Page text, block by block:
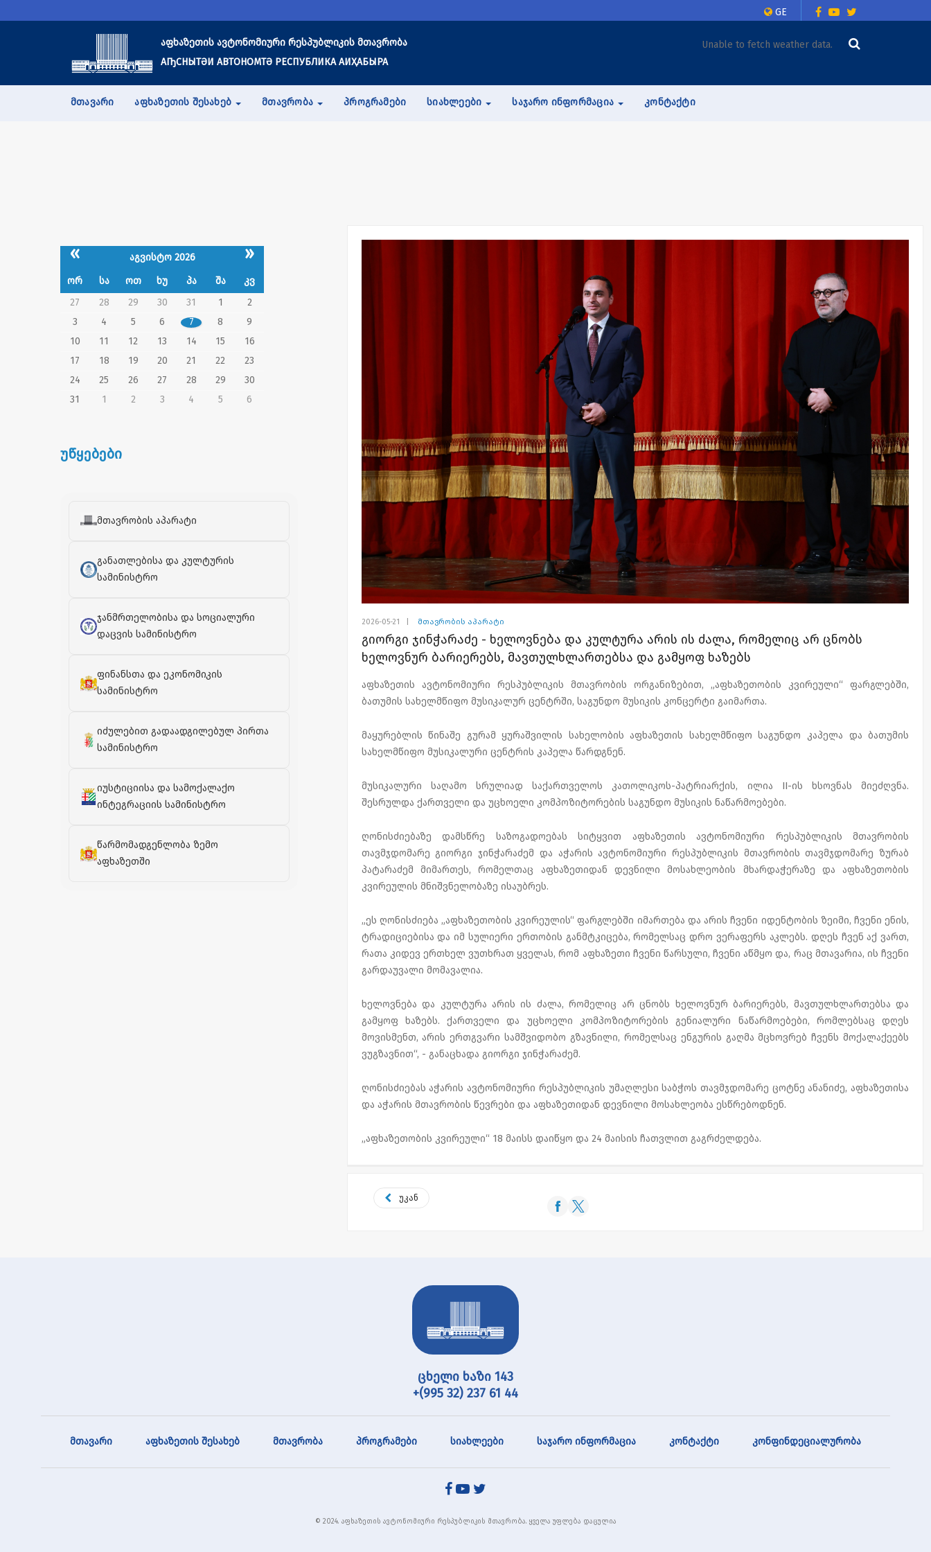
GE
აფხაზეთის ავტონომიური რესპუბლიკის მთავრობა
АҦСНЫТӘИ АВТОНОМТӘ РЕСПУБЛИКА АИҲАБЫРА
Unable to fetch weather data.
ᲛᲗᲐᲕᲐᲠᲘ ᲐᲤᲮᲐᲖᲔᲗᲘᲡ ᲨᲔᲡᲐᲮᲔᲑ ᲛᲗᲐᲕᲠᲝᲑᲐ ᲞᲠᲝᲒᲠᲐᲛᲔᲑᲘ ᲡᲘᲐᲮᲚᲔᲔᲑᲘ ᲡᲐᲯᲐᲠᲝ ᲘᲜᲤᲝᲠᲛᲐᲪᲘᲐ ᲙᲝᲜᲢᲐᲥᲢᲘ
« აგვისტო 2026 »
ორ სა ოთ ხუ პა შა
კვ
27
28 29 30 31 1
2
3
4 5 6 7 8
9
10
11 12 13 14 15
16
17
18 19 20 21 22
23
24
25 26 27 28 29
30
31
1 2 3 4 5 6
უწყებები
მთავრობის აპარატი
განათლებისა და კულტურის
სამინისტრო
ჯანმრთელობისა და სოციალური
დაცვის სამინისტრო
ფინანსთა და ეკონომიკის
სამინისტრო
იძულებით გადაადგილებულ პირთა
სამინისტრო
იუსტიციისა და სამოქალაქო
ინტეგრაციის სამინისტრო
წარმომადგენლობა ზემო
აფხაზეთში
2026-05-21 მთავრობის აპარატი
გიორგი ჯინჭარაძე - ხელოვნება და კულტურა არის ის ძალა, რომელიც არ ცნობს
ხელოვნურ ბარიერებს, მავთულხლართებსა და გამყოფ ხაზებს
აფხაზეთის ავტონომიური რესპუბლიკის მთავრობის ორგანიზებით, „აფხაზეთობის კვირეული“ ფარგლებში,
ბათუმის სახელმწიფო მუსიკალურ ცენტრში, საგუნდო მუსიკის კონცერტი გაიმართა.
მაყურებლის წინაშე გურამ ყურაშვილის სახელობის აფხაზეთის სახელმწიფო საგუნდო კაპელა და ბათუმის
სახელმწიფო მუსიკალური ცენტრის კაპელა წარდგნენ.
მუსიკალური საღამო სრულიად საქართველოს კათოლიკოს-პატრიარქის, ილია II-ის ხსოვნას მიეძღვნა.
შესრულდა ქართველი და უცხოელი კომპოზიტორების საგუნდო მუსიკის ნაწარმოებები.
ღონისძიებაზე დამსწრე საზოგადოებას სიტყვით აფხაზეთის ავტონომიური რესპუბლიკის მთავრობის
თავმჯდომარე გიორგი ჯინჭარაძემ და აჭარის ავტონომიური რესპუბლიკის მთავრობის თავმჯდომარე ზურაბ
პატარაძემ მიმართეს, რომელთაც აფხაზეთიდან დევნილი მოსახლეობის მხარდაჭერაზე და აფხაზეთობის
კვირეულის მნიშვნელობაზე ისაუბრეს.
„ეს ღონისძიება „აფხაზეთობის კვირეულის“ ფარგლებში იმართება და არის ჩვენი იდენტობის ზეიმი, ჩვენი ენის,
ტრადიციებისა და იმ სულიერი ერთობის განმტკიცება, რომელსაც დრო ვერაფერს აკლებს. დღეს ჩვენ აქ ვართ,
რათა კიდევ ერთხელ ვუთხრათ ყველას, რომ აფხაზეთი ჩვენი წარსული, ჩვენი აწმყო და, რაც მთავარია, ის ჩვენი
გარდაუვალი მომავალია.
ხელოვნება და კულტურა არის ის ძალა, რომელიც არ ცნობს ხელოვნურ ბარიერებს, მავთულხლართებსა და
გამყოფ ხაზებს. ქართველი და უცხოელი კომპოზიტორების გენიალური ნაწარმოებები, რომლებსაც დღეს
მოვისმენთ, არის ერთგვარი სამშვიდობო გზავნილი, რომელსაც ენგურის გაღმა მცხოვრებ ჩვენს მოქალაქეებს
ვუგზავნით“, - განაცხადა გიორგი ჯინჭარაძემ.
ღონისძიებას აჭარის ავტონომიური რესპუბლიკის უმაღლესი საბჭოს თავმჯდომარე ცოტნე ანანიძე, აფხაზეთისა
და აჭარის მთავრობის წევრები და აფხაზეთიდან დევნილი მოსახლეობა ესწრებოდნენ.
„აფხაზეთობის კვირეული“ 18 მაისს დაიწყო და 24 მაისის ჩათვლით გაგრძელდება.
უკან
ცხელი ხაზი 143
+(995 32) 237 61 44
მთავარი აფხაზეთის შესახებ მთავრობა პროგრამები სიახლეები საჯარო ინფორმაცია კონტაქტი კონფინდეციალურობა
© 2024. აფხაზეთის ავტონომიური რესპუბლიკის მთავრობა. ყველა უფლება დაცულია